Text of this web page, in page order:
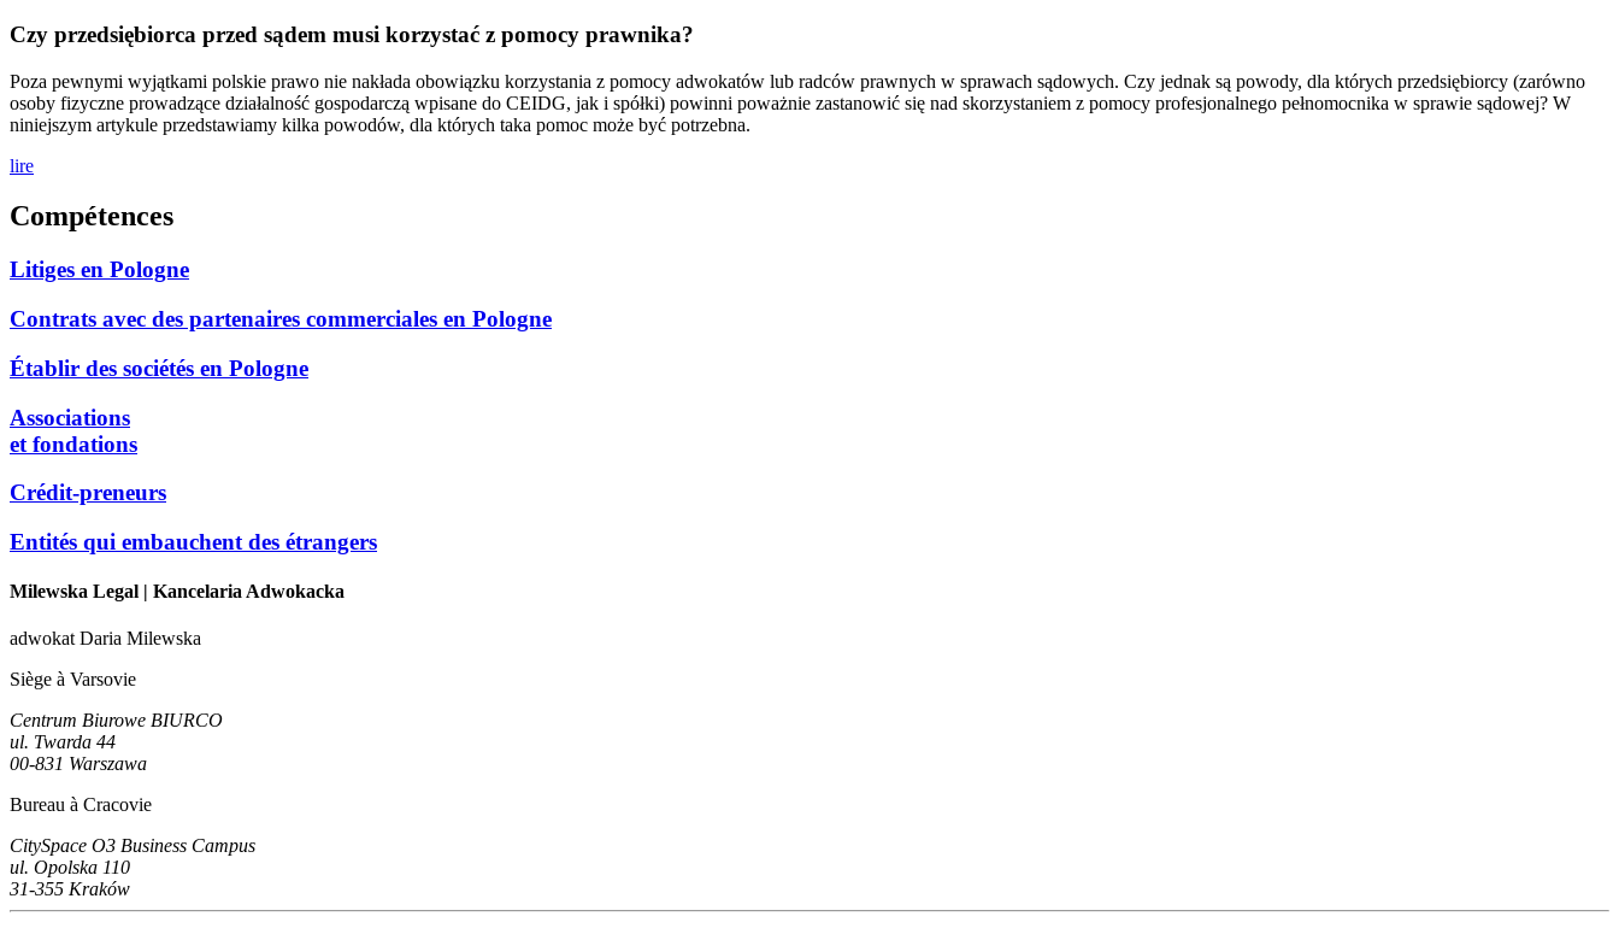
Czy przedsiębiorca przed sądem musi korzystać z pomocy prawnika?
Poza pewnymi wyjątkami polskie prawo nie nakłada obowiązku korzystania z pomocy adwokatów lub radców prawnych w sprawach sądowych. Czy jednak są powody, dla których przedsiębiorcy (zarówno
osoby fizyczne prowadzące działalność gospodarczą wpisane do CEIDG, jak i spółki) powinni poważnie zastanowić się nad skorzystaniem z pomocy profesjonalnego pełnomocnika w sprawie sądowej? W
niniejszym artykule przedstawiamy kilka powodów, dla których taka pomoc może być potrzebna.
lire
Compétences
Litiges en Pologne
Contrats avec des partenaires commerciales en Pologne
Établir des sociétés en Pologne
Associations
et fondations
Crédit-preneurs
Entités qui embauchent des étrangers
Milewska Legal | Kancelaria Adwokacka
adwokat Daria Milewska
Siège à Varsovie
Centrum Biurowe BIURCO
ul. Twarda 44
00-831 Warszawa
Bureau à Cracovie
CitySpace O3 Business Campus
ul. Opolska 110
31-355 Kraków